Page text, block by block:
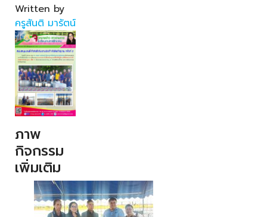
Written by
ครูสันติ มารัตน์
ภาพ
กิจกรรม
เพิ่มเติม